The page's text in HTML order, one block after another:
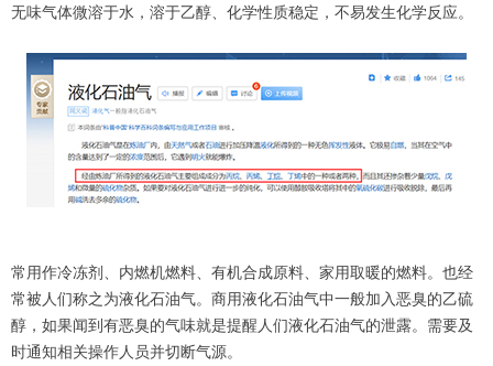
无味气体微溶于水，溶于乙醇、化学性质稳定，不易发生化学反应。
常用作冷冻剂、内燃机燃料、有机合成原料、家用取暖的燃料。也经
常被人们称之为液化石油气。商用液化石油气中一般加入恶臭的乙硫
醇，如果闻到有恶臭的气味就是提醒人们液化石油气的泄露。需要及
时通知相关操作人员并切断气源。